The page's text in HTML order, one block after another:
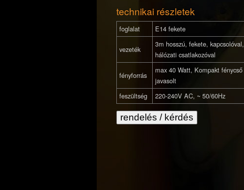
technikai részletek
foglalat E14 fekete
vezeték
3m hosszú, fekete, kapcsolóval,
hálózati csatlakozóval
fényforrás
max 40 Watt, Kompakt fénycső
javasolt
feszültség
220-240V AC, ~ 50/60Hz